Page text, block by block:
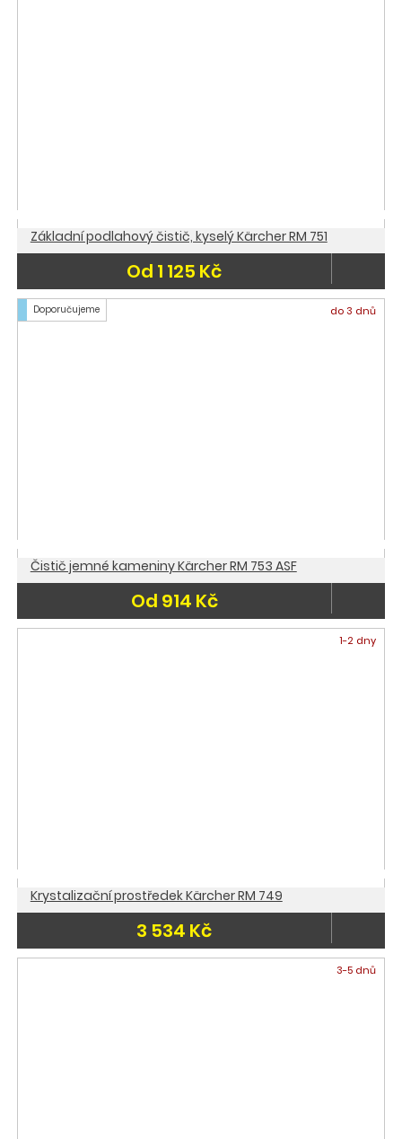
Základní podlahový čistič, kyselý Kärcher RM 751
Od 1 125 Kč
Doporučujeme do 3 dnů
Čistič jemné kameniny Kärcher RM 753 ASF
Od 914 Kč
1-2 dny
Krystalizační prostředek Kärcher RM 749
3 534 Kč
3-5 dnů